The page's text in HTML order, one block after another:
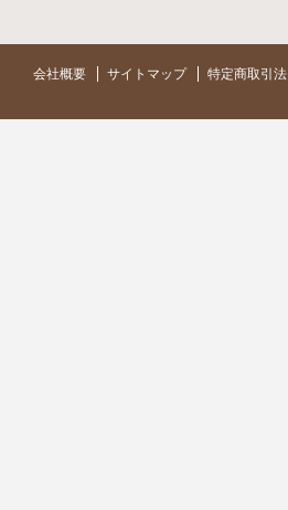
会社概要 サイトマップ 特定商取引法